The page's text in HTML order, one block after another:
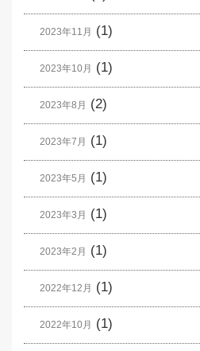
2023年11月 (1)
2023年10月 (1)
2023年8月 (2)
2023年7月 (1)
2023年5月 (1)
2023年3月 (1)
2023年2月 (1)
2022年12月 (1)
2022年10月 (1)